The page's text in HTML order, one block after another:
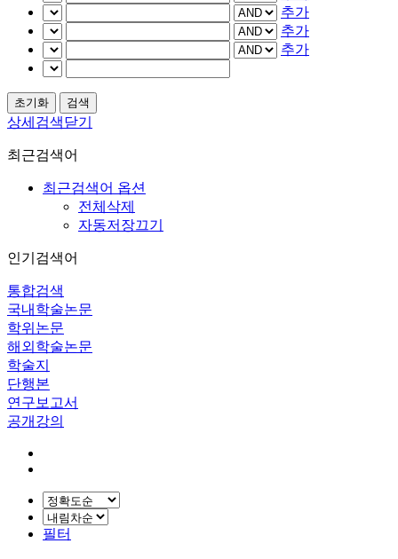
추가
추가
추가
상세검색닫기
최근검색어
최근검색어 옵션
전체삭제
자동저장끄기
인기검색어
통합검색
국내학술논문
학위논문
해외학술논문
학술지
단행본
연구보고서
공개강의
필터